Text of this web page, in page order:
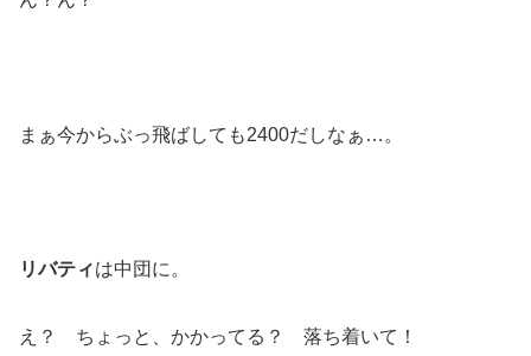
まぁ今からぶっ飛ばしても2400だしなぁ…。
リバティは中団に。
え？ ちょっと、かかってる？ 落ち着いて！